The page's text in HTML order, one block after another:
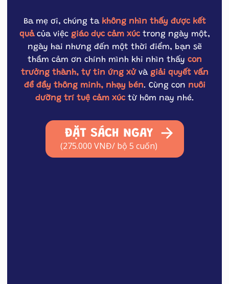
Ba mẹ ơi, chúng ta không nhìn thấy được kết
quảcủa việc giáo dục cảm xúctrong ngày một,
ngày hai nhưng đến một thời điểm, bạn sẽ
thầm cảm ơn chính mình khi nhìn thấy con
trưởng thành, tự tin ứng xửvà giải quyết vấn
đề đầy thông minh, nhạy bén. Cùng con nuôi
dưỡng trí tuệ cảm xúctừ hôm nay nhé.
ĐẶT SÁCH NGAY
(275.000 VNĐ/ bộ 5 cuốn)